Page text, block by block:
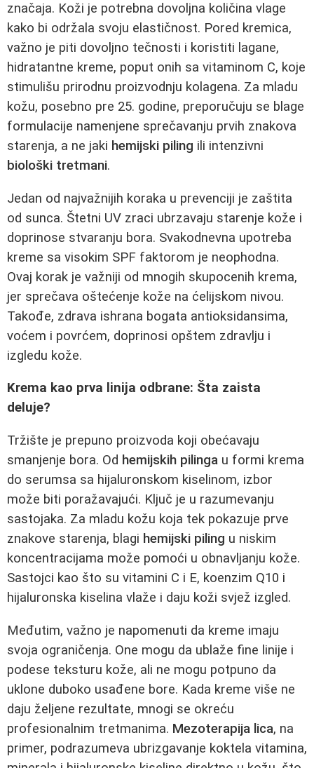
značaja. Koži je potrebna dovoljna količina vlage
kako bi održala svoju elastičnost. Pored kremica,
važno je piti dovoljno tečnosti i koristiti lagane,
hidratantne kreme, poput onih sa vitaminom C, koje
stimulišu prirodnu proizvodnju kolagena. Za mladu
kožu, posebno pre 25. godine, preporučuju se blage
formulacije namenjene sprečavanju prvih znakova
starenja, a ne jaki hemijski piling ili intenzivni
biološki tretmani.
Jedan od najvažnijih koraka u prevenciji je zaštita
od sunca. Štetni UV zraci ubrzavaju starenje kože i
doprinose stvaranju bora. Svakodnevna upotreba
kreme sa visokim SPF faktorom je neophodna.
Ovaj korak je važniji od mnogih skupocenih krema,
jer sprečava oštećenje kože na ćelijskom nivou.
Takođe, zdrava ishrana bogata antioksidansima,
voćem i povrćem, doprinosi opštem zdravlju i
izgledu kože.
Krema kao prva linija odbrane: Šta zaista
deluje?
Tržište je prepuno proizvoda koji obećavaju
smanjenje bora. Od hemijskih pilinga u formi krema
do serumsa sa hijaluronskom kiselinom, izbor
može biti poražavajući. Ključ je u razumevanju
sastojaka. Za mladu kožu koja tek pokazuje prve
znakove starenja, blagi hemijski piling u niskim
koncentracijama može pomoći u obnavljanju kože.
Sastojci kao što su vitamini C i E, koenzim Q10 i
hijaluronska kiselina vlaže i daju koži svjež izgled.
Međutim, važno je napomenuti da kreme imaju
svoja ograničenja. One mogu da ublaže fine linije i
podese teksturu kože, ali ne mogu potpuno da
uklone duboko usađene bore. Kada kreme više ne
daju željene rezultate, mnogi se okreću
profesionalnim tretmanima. Mezoterapija lica, na
primer, podrazumeva ubrizgavanje koktela vitamina,